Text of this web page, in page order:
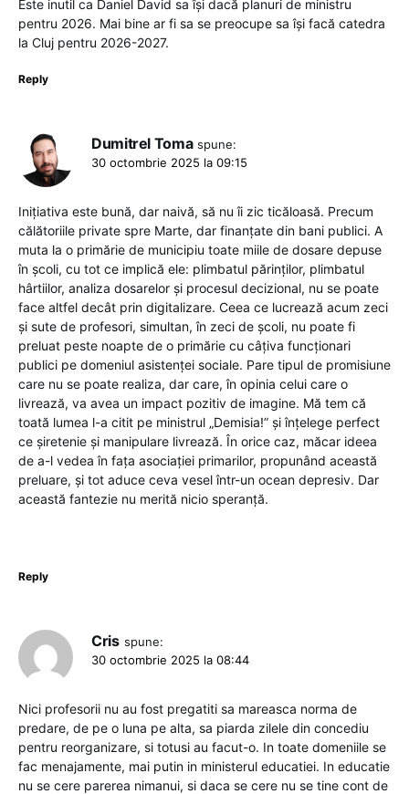
Este inutil ca Daniel David sa își dacă planuri de ministru
pentru 2026. Mai bine ar fi sa se preocupe sa își facă catedra
la Cluj pentru 2026-2027.
Reply
Dumitrel Toma spune:
30 octombrie 2025 la 09:15
Inițiativa este bună, dar naivă, să nu îi zic ticăloasă. Precum
călătoriile private spre Marte, dar finanțate din bani publici. A
muta la o primărie de municipiu toate miile de dosare depuse
în școli, cu tot ce implică ele: plimbatul părinților, plimbatul
hârtiilor, analiza dosarelor și procesul decizional, nu se poate
face altfel decât prin digitalizare. Ceea ce lucrează acum zeci
și sute de profesori, simultan, în zeci de școli, nu poate fi
preluat peste noapte de o primărie cu câțiva funcționari
publici pe domeniul asistenței sociale. Pare tipul de promisiune
care nu se poate realiza, dar care, în opinia celui care o
livrează, va avea un impact pozitiv de imagine. Mă tem că
toată lumea l-a citit pe ministrul „Demisia!” și înțelege perfect
ce șiretenie și manipulare livrează. În orice caz, măcar ideea
de a-l vedea în fața asociației primarilor, propunând această
preluare, și tot aduce ceva vesel într-un ocean depresiv. Dar
această fantezie nu merită nicio speranță.
Reply
Cris spune:
30 octombrie 2025 la 08:44
Nici profesorii nu au fost pregatiti sa mareasca norma de
predare, de pe o luna pe alta, sa piarda zilele din concediu
pentru reorganizare, si totusi au facut-o. In toate domeniile se
fac menajamente, mai putin in ministerul educatiei. In educatie
nu se cere parerea nimanui, si daca se cere nu se tine cont de